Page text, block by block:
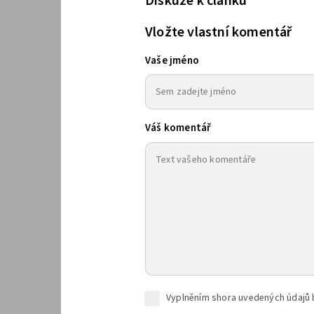
Vložte vlastní komentář
Vaše jméno
Váš komentář